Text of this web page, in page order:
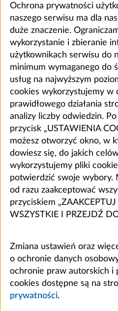
Ochrona prywatności
naszego serwisu ma dla
duże znaczenie.
wykorzystanie i zbieranie
użytkownikach serwisu do
minimum wymaganego do
usług na najwyższym
cookies wykorzystujemy w
prawidłowego działania
analizy liczby odwiedzin.
przycisk „USTAWIENIA
możesz otworzyć okno, w
dowiesz się, do jakich
wykorzystujemy pliki
potwierdzić swoje wybory.
od razu zaakceptować
przyciskiem „ZAAKCEPTUJ
WSZYSTKIE I PRZEJDŹ
Zmiana ustawień oraz
o ochronie danych
ochronie praw autorskich i
cookies dostępne są na
prywatności.